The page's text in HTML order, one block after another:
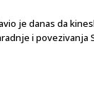
je danas da
i povezivanja